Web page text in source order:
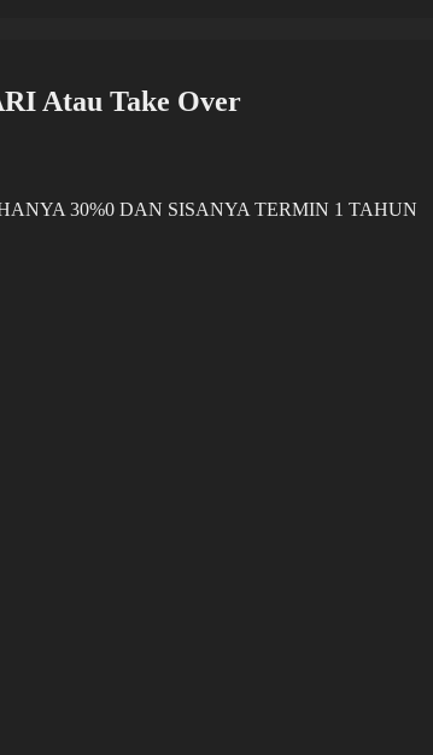
Atau Take Over
30%0 DAN SISANYA TERMIN 1 TAHUN